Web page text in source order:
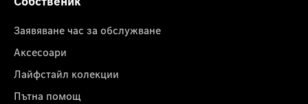
Заявяване час за обслужване
Аксесоари
Лайфстайл колекции
Пътна помощ